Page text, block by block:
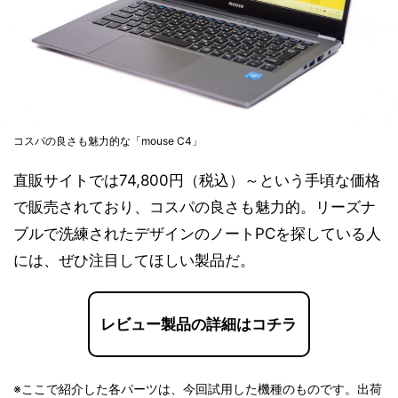
コスパの良さも魅力的な「mouse C4」
直販サイトでは74,800円（税込）～という手頃な価格
で販売されており、コスパの良さも魅力的。リーズナ
ブルで洗練されたデザインのノートPCを探している人
には、ぜひ注目してほしい製品だ。
レビュー製品の詳細はコチラ
※ここで紹介した各パーツは、今回試用した機種のものです。出荷